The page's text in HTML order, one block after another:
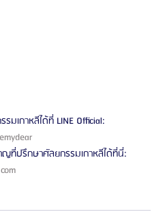
มเกาหลีได้ที่ LINE Official:
ญที่ปรึกษาศัลยกรรมเกาหลีได้ที่นี่: